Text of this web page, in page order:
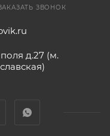
ЗВОНОК
д.27 (м.